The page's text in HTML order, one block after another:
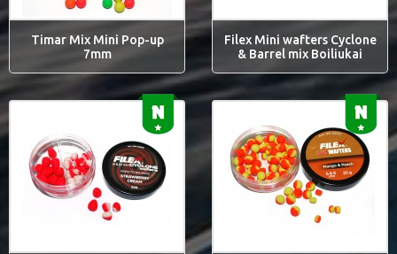
Timar Mix Mini Pop-up
7mm
Filex Mini wafters Cyclone
& Barrel mix Boiliukai